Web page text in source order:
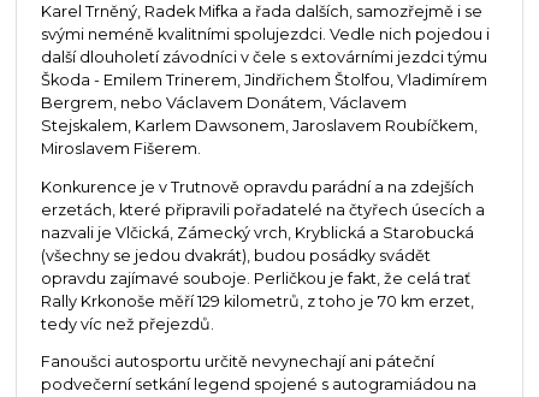
Karel Trněný, Radek Mifka a řada dalších, samozřejmě i se
svými neméně kvalitními spolujezdci. Vedle nich pojedou i
další dlouholetí závodníci v čele s extovárními jezdci týmu
Škoda - Emilem Trinerem, Jindřichem Štolfou, Vladimírem
Bergrem, nebo Václavem Donátem, Václavem
Stejskalem, Karlem Dawsonem, Jaroslavem Roubíčkem,
Miroslavem Fišerem.
Konkurence je v Trutnově opravdu parádní a na zdejších
erzetách, které připravili pořadatelé na čtyřech úsecích a
nazvali je Vlčická, Zámecký vrch, Kryblická a Starobucká
(všechny se jedou dvakrát), budou posádky svádět
opravdu zajímavé souboje. Perličkou je fakt, že celá trať
Rally Krkonoše měří 129 kilometrů, z toho je 70 km erzet,
tedy víc než přejezdů.
Fanoušci autosportu určitě nevynechají ani páteční
podvečerní setkání legend spojené s autogramiádou na